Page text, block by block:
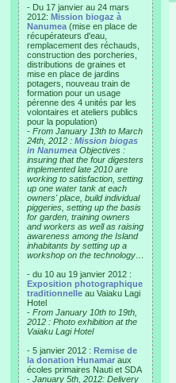
- Du 17 janvier au 24 mars
2012: Mission biogaz à
Nanumea (mise en place de
récupérateurs d'eau,
remplacement des réchauds,
construction des porcheries,
distributions de graines et
mise en place de jardins
potagers, nouveau train de
formation pour un usage
pérenne des 4 unités par les
volontaires et ateliers publics
pour la population)
- From January 13th to March
24th, 2012 : Mission biogas
in Nanumea Objectives :
insuring that the four digesters
implemented late 2010 are
working to satisfaction, setting
up one water tank at each
owners' place, build individual
piggeries, setting up the basis
for garden, training owners
and workers as well as raising
awareness among the Island
inhabitants by setting up a
workshop on the technology…
- du 10 au 19 janvier 2012 :
Exposition photographique
traditionnelle au Vaiaku Lagi
Hotel
- From January 10th to 19th,
2012 : Photo exhibition at the
Vaiaku Lagi Hotel
- 5 janvier 2012 : Remise de
la donation Hunamar aux
écoles primaires Nauti et SDA
- January 5th, 2012: Delivery